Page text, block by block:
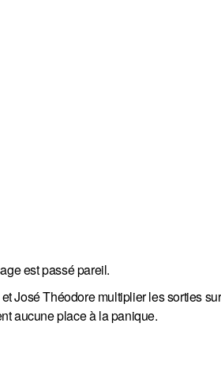
est passé pareil.
José Théodore multiplier les sorties
aucune place à la panique.